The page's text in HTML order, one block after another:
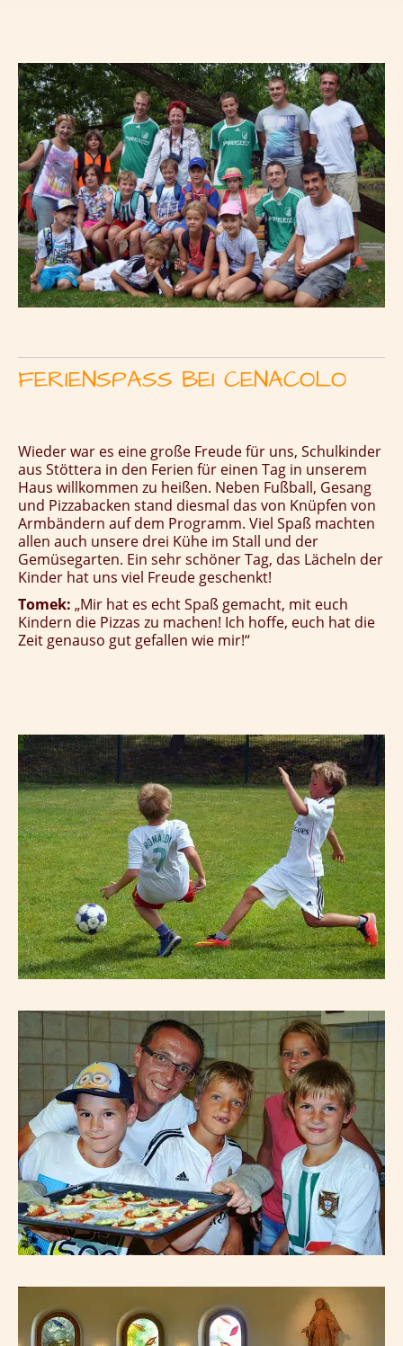
FERIENSPASS BEI CENACOLO
Wieder war es eine große Freude für uns, Schulkinder
aus Stöttera in den Ferien für einen Tag in unserem
Haus willkommen zu heißen. Neben Fußball, Gesang
und Pizzabacken stand diesmal das von Knüpfen von
Armbändern auf dem Programm. Viel Spaß machten
allen auch unsere drei Kühe im Stall und der
Gemüsegarten. Ein sehr schöner Tag, das Lächeln der
Kinder hat uns viel Freude geschenkt!
Tomek: „Mir hat es echt Spaß gemacht, mit euch
Kindern die Pizzas zu machen! Ich hoffe, euch hat die
Zeit genauso gut gefallen wie mir!“